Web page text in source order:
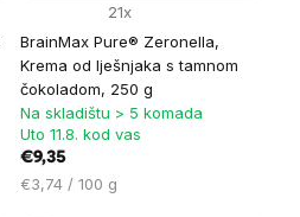
BrainMax Pure® Zeronella,
Krema od lješnjaka s tamnom
čokoladom, 250 g
21x
Na skladištu > 5 komada
Uto 11.8. kod vas
€9,35
Cijena
€3,74 / 100 g